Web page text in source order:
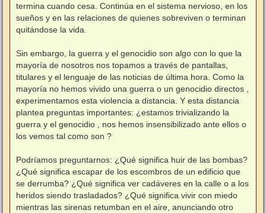
termina cuando cesa. Continúa en el sistema nervioso, en los
sueños y en las relaciones de quienes sobreviven o terminan
quitándose la vida.
Sin embargo, la guerra y el genocidio son algo con lo que la
mayoría de nosotros nos topamos a través de pantallas,
titulares y el lenguaje de las noticias de última hora. Como la
mayoría no hemos vivido una guerra o un genocidio directos ,
experimentamos esta violencia a distancia. Y esta distancia
plantea preguntas importantes: ¿estamos trivializando la
guerra y el genocidio , nos hemos insensibilizado ante ellos o
los vemos tal como son ?
Podríamos preguntarnos: ¿Qué significa huir de las bombas?
¿Qué significa escapar de los escombros de un edificio que
se derrumba? ¿Qué significa ver cadáveres en la calle o a los
heridos siendo trasladados? ¿Qué significa vivir con miedo
mientras las sirenas retumban en el aire, anunciando otro